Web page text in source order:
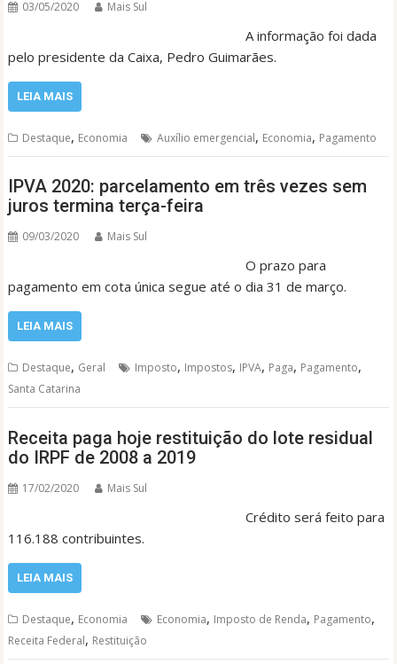
03/05/2020 Mais Sul
A informação foi dada
pelo presidente da Caixa, Pedro Guimarães.
LEIA MAIS
Destaque, Economia Auxílio emergencial, Economia, Pagamento
IPVA 2020: parcelamento em três vezes sem
juros termina terça-feira
09/03/2020 Mais Sul
O prazo para
pagamento em cota única segue até o dia 31 de março.
LEIA MAIS
Destaque, Geral Imposto, Impostos, IPVA, Paga, Pagamento,
Santa Catarina
Receita paga hoje restituição do lote residual
do IRPF de 2008 a 2019
17/02/2020 Mais Sul
Crédito será feito para
116.188 contribuintes.
LEIA MAIS
Destaque, Economia Economia, Imposto de Renda, Pagamento,
Receita Federal, Restituição